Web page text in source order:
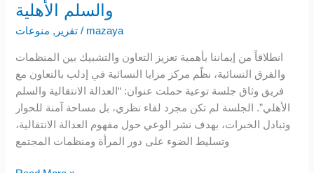
والسلم الأهلية
تقرير , منوعات / mazaya
انطلاقاً من إيماننا بأهمية تعزيز التعاون والتشبيك بين المنظمات
والفرق النسائية، نظّم مركز مزايا النسائية في إدلب بالتعاون مع
فريق وثاق جلسة توعية حملت عنوان: “العدالة الانتقالية والسلم
الأهلي”. الجلسة لم تكن مجرد لقاء نظري، بل مساحة آمنة للحوار
وتبادل الخبرات، بهدف نشر الوعي حول مفهوم العدالة الانتقالية،
وتسليط الضوء على دور المرأة ومنظمات المجتمع